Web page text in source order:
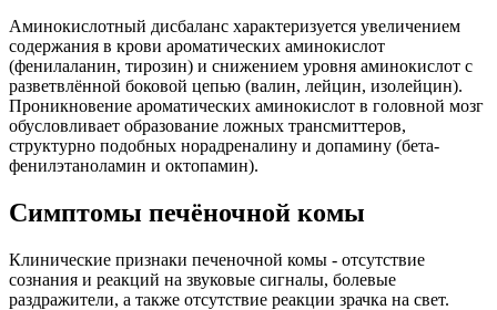
Аминокислотный дисбаланс характеризуется увеличением
содержания в крови ароматических аминокислот
(фенилаланин, тирозин) и снижением уровня аминокислот с
разветвлённой боковой цепью (валин, лейцин, изолейцин).
Проникновение ароматических аминокислот в головной мозг
обусловливает образование ложных трансмиттеров,
структурно подобных норадреналину и допамину (бета-
фенилэтаноламин и октопамин).
Симптомы печёночной комы
Клинические признаки печеночной комы - отсутствие
сознания и реакций на звуковые сигналы, болевые
раздражители, а также отсутствие реакции зрачка на свет.